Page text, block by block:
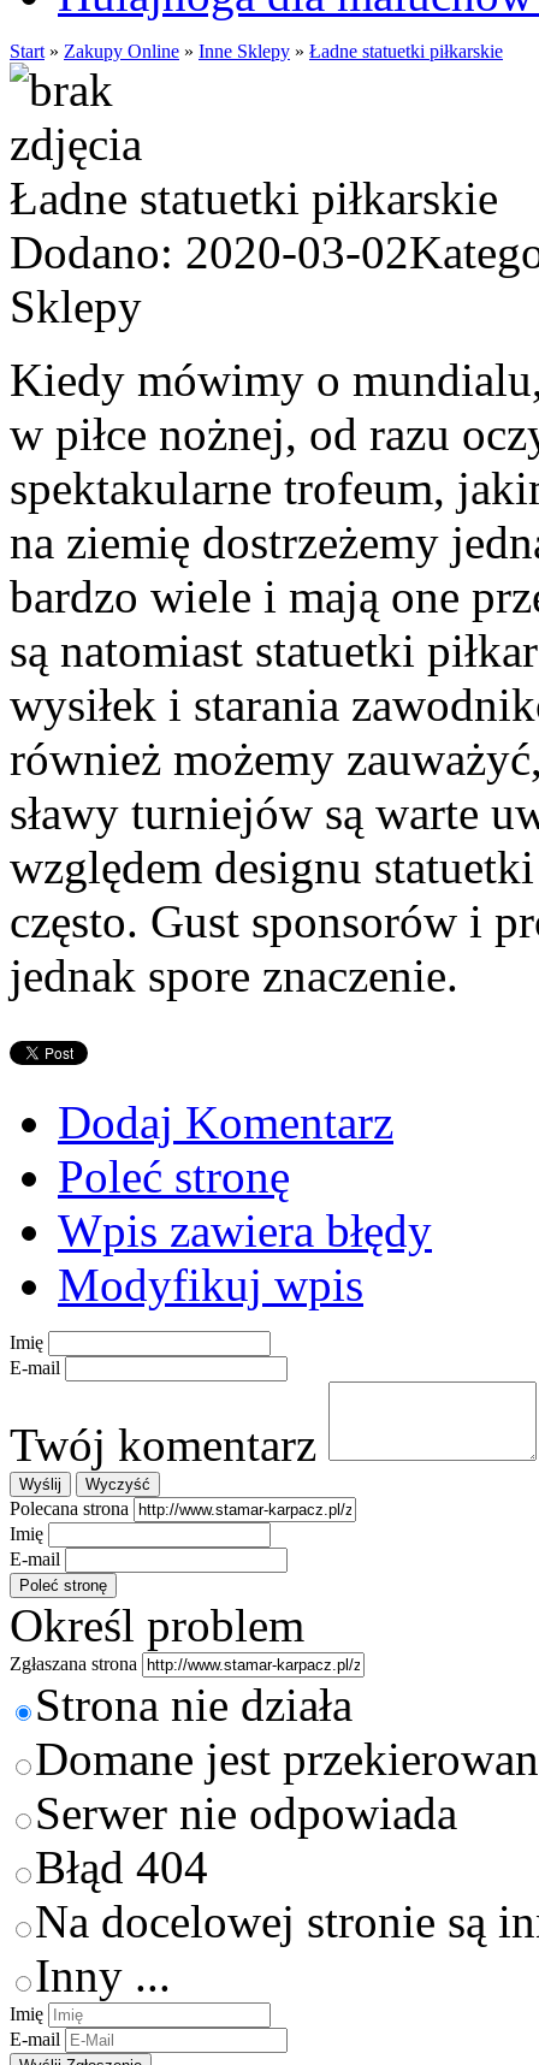
Start » Zakupy Online » Inne Sklepy » Ładne statuetki piłkarskie
Ładne statuetki piłkarskie
Dodano: 2020-03-02
Sklepy
Kiedy mówimy o
w piłce nożnej, od razu
spektakularne trofeum,
na ziemię dostrzeżemy
bardzo wiele i mają one
są natomiast statuetki
wysiłek i starania
również możemy
sławy turniejów są warte
względem designu
często. Gust sponsorów i
jednak spore znaczenie.
Dodaj Komentarz
Poleć stronę
Wpis zawiera błędy
Modyfikuj wpis
Imię
E-mail
Twój komentarz
Polecana strona
Imię
E-mail
Określ problem
Zgłaszana strona
Strona nie działa
Domane jest
Serwer nie odpowiada
Błąd 404
Na docelowej stronie są
Inny ...
Imię
E-mail